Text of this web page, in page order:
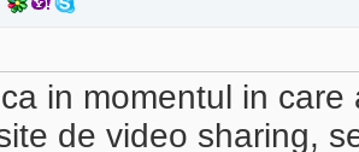
in momentul in
de video sharing,